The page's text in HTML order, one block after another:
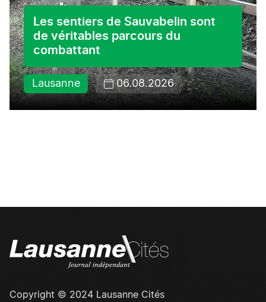
Les sentiers de Sauvabelin sont
de véritables parcours du
combattant
Lausanne 06.08.2026
Copyright © 2024 Lausanne Cités